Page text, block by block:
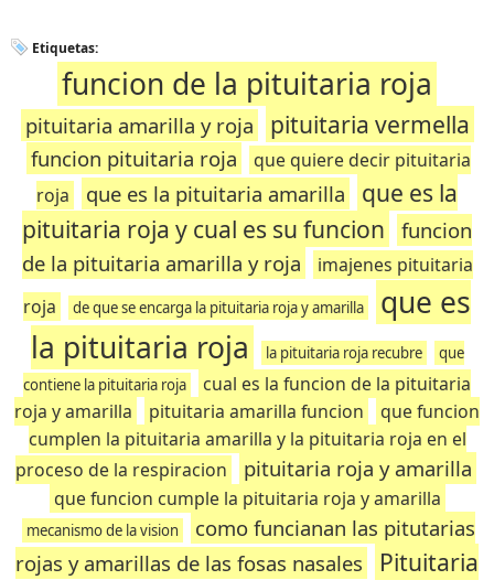
Etiquetas:
funcion de la pituitaria roja
pituitaria amarilla y roja pituitaria vermella
funcion pituitaria roja
que quiere decir pituitaria
roja
que es la pituitaria amarilla
que es la
pituitaria roja y cual es su funcion
funcion
de la pituitaria amarilla y roja
imajenes pituitaria
roja
de que se encarga la pituitaria roja y amarilla
que es
la pituitaria roja
la pituitaria roja recubre
que
contiene la pituitaria roja
cual es la funcion de la pituitaria
roja y amarilla
pituitaria amarilla funcion
que funcion
cumplen la pituitaria amarilla y la pituitaria roja en el
proceso de la respiracion
pituitaria roja y amarilla
que funcion cumple la pituitaria roja y amarilla
mecanismo de la vision
como funcianan las pitutarias
rojas y amarillas de las fosas nasales
Pituitaria